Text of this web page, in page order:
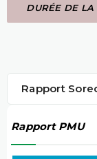
DURÉE DE LA
Rapport
Rapport PMU